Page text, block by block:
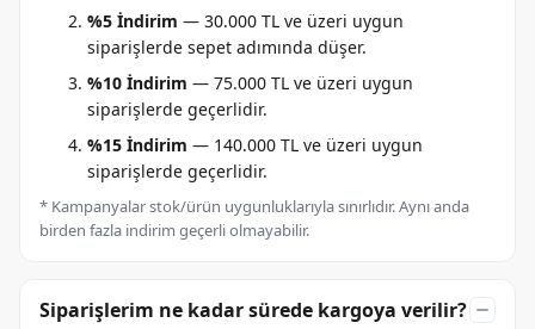
%5 İndirim — 30.000 TL ve üzeri uygun
siparişlerde sepet adımında düşer.
%10 İndirim — 75.000 TL ve üzeri uygun
siparişlerde geçerlidir.
%15 İndirim — 140.000 TL ve üzeri uygun
siparişlerde geçerlidir.
* Kampanyalar stok/ürün uygunluklarıyla sınırlıdır. Aynı anda
birden fazla indirim geçerli olmayabilir.
Siparişlerim ne kadar sürede kargoya verilir?